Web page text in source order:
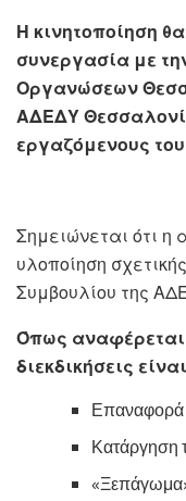
Η κινητοποίηση
συνεργασία με
Οργανώσεων
ΑΔΕΔΥ
εργαζόμενους
Σημειώνεται ότι
υλοποίηση
Συμβουλίου της
Όπως αναφέρεται
διεκδικήσεις
Επαναφορά
Κατάργηση
«Ξεπάγωμα»